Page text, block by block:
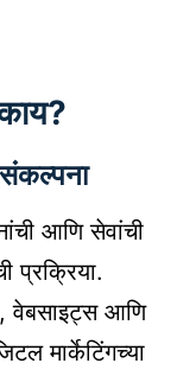
आणि सेवांची
प्रक्रिया.
वेबसाइट्स आणि
मार्केटिंगच्या